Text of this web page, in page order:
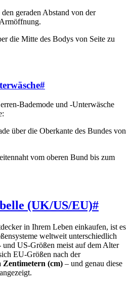
den geraden Abstand von der
die Mitte des Bodys von Seite zu
#
Bademode und -Unterwäsche
über die Oberkante des Bundes von
vom oberen Bund bis zum
(UK/US/EU)#
in Ihrem Leben einkaufen, ist es
weltweit unterschiedlich
US-Größen meist auf dem Alter
EU-Größen nach der
Zentimetern (cm) – und genau diese